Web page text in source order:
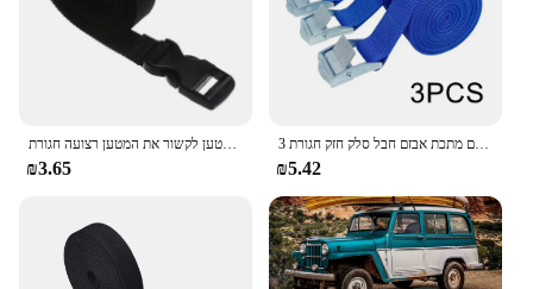
נסיעות קשור שחור עמיד ניילון מטען לקשור את המטען רצועה חגורת lash עם מצלמת אבזם נסיעות ערכות
₪3.65
3 יח '1 מ' אבזם עניבה רצועות מטען עבור אופנוע אופנוע עם אבזם מתכת אבזם חבל סלק חזק חגורת ratchet עבור מטען
₪5.42